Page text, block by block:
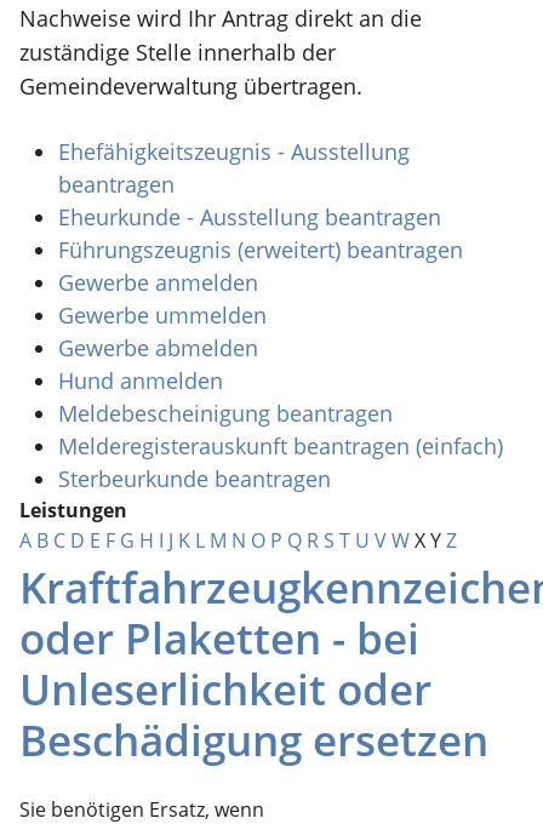
Nachweise wird Ihr Antrag direkt an die
zuständige Stelle innerhalb der
Gemeindeverwaltung übertragen.
Ehefähigkeitszeugnis - Ausstellung
beantragen
Eheurkunde - Ausstellung beantragen
Führungszeugnis (erweitert) beantragen
Gewerbe anmelden
Gewerbe ummelden
Gewerbe abmelden
Hund anmelden
Meldebescheinigung beantragen
Melderegisterauskunft beantragen (einfach)
Sterbeurkunde beantragen
Leistungen
A B C D E F G H I J K L M N O P Q R S T U VWXYZ
oder Plaketten - bei
Unleserlichkeit oder
Beschädigung ersetzen
Sie benötigen Ersatz, wenn